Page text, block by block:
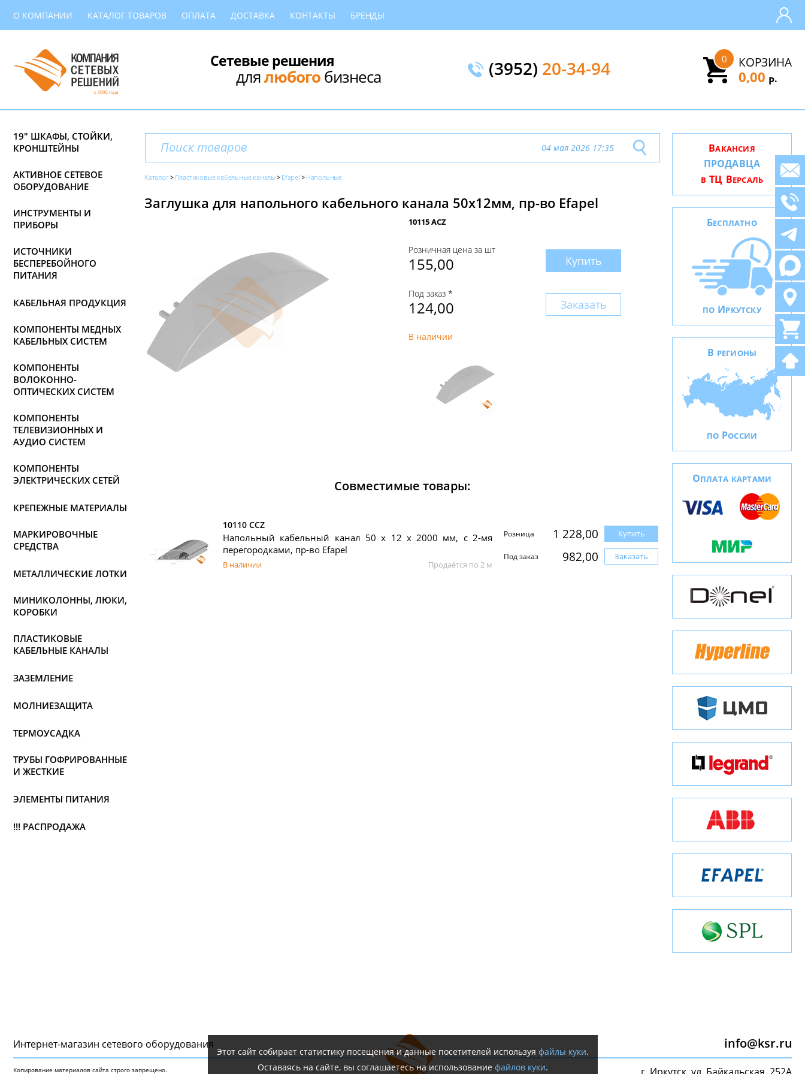
О КОМПАНИИ КАТАЛОГ ТОВАРОВ ОПЛАТА ДОСТАВКА КОНТАКТЫ БРЕНДЫ
Сетевые решения
длялюбогобизнеса (3952) 20-34-94 КОРЗИНА
0
0,00 Р.
19" ШКАФЫ, СТОЙКИ,
КРОНШТЕЙНЫ
АКТИВНОЕ СЕТЕВОЕ
ОБОРУДОВАНИЕ
ИНСТРУМЕНТЫ И
ПРИБОРЫ
ИСТОЧНИКИ
БЕСПЕРЕБОЙНОГО
ПИТАНИЯ
КАБЕЛЬНАЯ ПРОДУКЦИЯ
КОМПОНЕНТЫ МЕДНЫХ
КАБЕЛЬНЫХ СИСТЕМ
КОМПОНЕНТЫ
ВОЛОКОННО-
ОПТИЧЕСКИХ СИСТЕМ
КОМПОНЕНТЫ
ТЕЛЕВИЗИОННЫХ И
АУДИО СИСТЕМ
КОМПОНЕНТЫ
ЭЛЕКТРИЧЕСКИХ СЕТЕЙ
КРЕПЕЖНЫЕ МАТЕРИАЛЫ
МАРКИРОВОЧНЫЕ
СРЕДСТВА
МЕТАЛЛИЧЕСКИЕ ЛОТКИ
МИНИКОЛОННЫ, ЛЮКИ,
КОРОБКИ
ПЛАСТИКОВЫЕ
КАБЕЛЬНЫЕ КАНАЛЫ
ЗАЗЕМЛЕНИЕ
МОЛНИЕЗАЩИТА
ТЕРМОУСАДКА
ТРУБЫ ГОФРИРОВАННЫЕ
И ЖЕСТКИЕ
ЭЛЕМЕНТЫ ПИТАНИЯ
!!! РАСПРОДАЖА
04 мая 2026 17:35
Каталог Пластиковые кабельные каналы Efapel Напольные
Заглушка для напольного кабельного канала 50х12мм, пр-во Efapel
10115 ACZ
Розничная цена за шт
155,00 Купить
Под заказ *
124,00 Заказать
В наличии
Совместимые товары:
10110 CCZ
Напольный кабельный канал 50 x 12 x 2000 мм, с 2-мя
перегородками, пр-во Efapel
В наличии Продаётся по 2 м
Розница 1 228,00 Купить
Под заказ 982,00 Заказать
ВАКАНСИЯ
ПРОДАВЦА
В ТЦ ВЕРСАЛЬ
БЕСПЛАТНО
ПО ИРКУТСКУ
В РЕГИОНЫ
ПО РОССИИ
ОПЛАТА КАРТАМИ
Интернет-магазин сетeвого оборудования
Копирование материалов сайта строго запрещено.
info@ksr.ru
Этот сайт собирает статистику посещения и данные посетителей используя файлы куки.
Оставаясь на сайте, вы соглашаетесь на использование файлов куки.